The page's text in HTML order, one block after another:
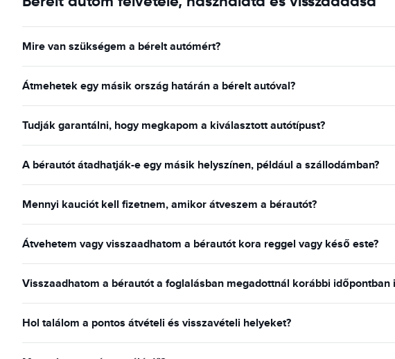
Mire van szükségem a bérelt autómért?
Átmehetek egy másik ország határán a bérelt autóval?
Tudják garantálni, hogy megkapom a kiválasztott autótípust?
A bérautót átadhatják-e egy másik helyszínen, például a szállodámban?
Mennyi kauciót kell fizetnem, amikor átveszem a bérautót?
Átvehetem vagy visszaadhatom a bérautót kora reggel vagy késő este?
Visszaadhatom a bérautót a foglalásban megadottnál korábbi időpontban
Hol találom a pontos átvételi és visszavételi helyeket?